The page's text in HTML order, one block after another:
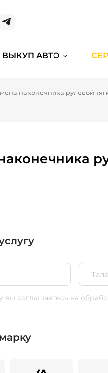
ВЫКУП АВТО
наконечника рулевой
вы соглашаетесь на